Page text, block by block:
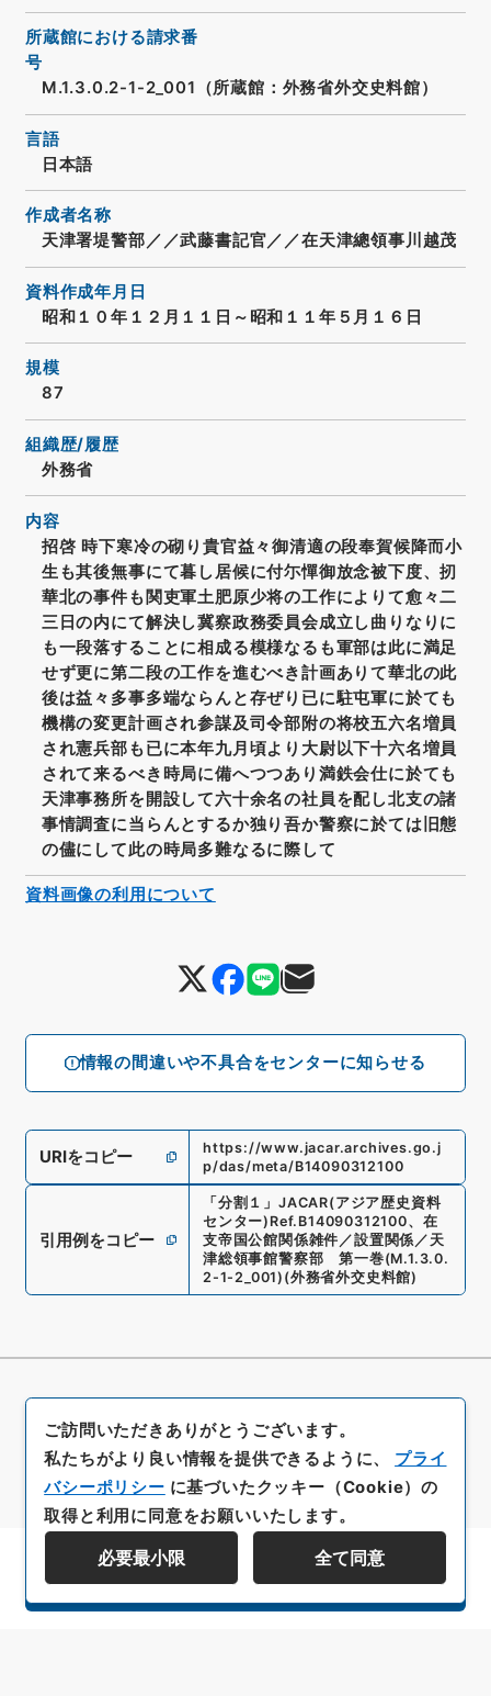
情報の間違いや不具合をセンターに知らせる
所蔵館における請求番
号
M.1.3.0.2-1-2_001（所蔵館：外務省外交史料館）
言語
日本語
作成者名称
天津署堤警部／／武藤書記官／／在天津總領事川越茂
資料作成年月日
昭和１０年１２月１１日～昭和１１年５月１６日
規模
87
組織歴/履歴
外務省
内容
招啓 時下寒冷の砌り貴官益々御清適の段奉賀候降而小
生も其後無事にて暮し居候に付尓憚御放念被下度、扨
華北の事件も関吏軍土肥原少将の工作によりて愈々二
三日の内にて解決し冀察政務委員会成立し曲りなりに
も一段落することに相成る模様なるも軍部は此に満足
せず更に第二段の工作を進むべき計画ありて華北の此
後は益々多事多端ならんと存ぜり已に駐屯軍に於ても
機構の変更計画され参謀及司令部附の将校五六名増員
され憲兵部も已に本年九月頃より大尉以下十六名増員
されて来るべき時局に備へつつあり満鉄会仕に於ても
天津事務所を開設して六十余名の社員を配し北支の諸
事情調査に当らんとするか独り吾か警察に於ては旧態
の儘にして此の時局多難なるに際して
URIをコピー
https://www.jacar.archives.go.j
p/das/meta/B14090312100
引用例をコピー
「 分割１ 」 JACAR(アジア歴史資料
センター) Ref. B14090312100、 在
支帝国公館関係雑件／設置関係／天
津総領事館警察部 第一巻(M.1.3.0.
2-1-2_001) (外務省外交史料館)
資料画像の利用について
資料群階層を表示する
ご訪問いただきありがとうございます。
私たちがより良い情報を提供できるように、 プライ
バシーポリシー に基づいたクッキー（Cookie）の
取得と利用に同意をお願いいたします。
必要最小限 全て同意